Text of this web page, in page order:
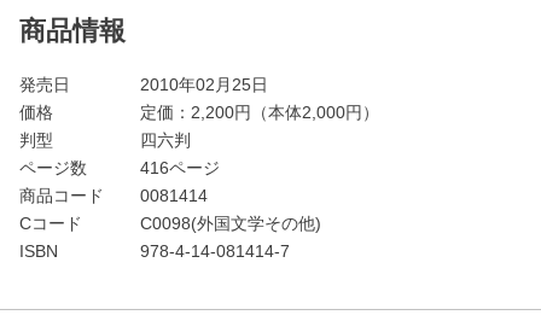
商品情報
発売日
2010年02月25日
価格
定価： 2,200円（本体2,000円）
判型
四六判
ページ数
416ページ
商品コード
0081414
Cコード
C0098(外国文学その他)
ISBN
978-4-14-081414-7